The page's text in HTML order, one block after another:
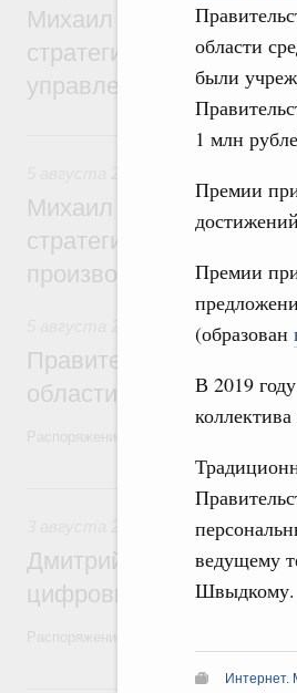
области
были
1 млн
Премии
Премии
(образован
В 2019
ведущему
Швыдкому.
Михаил Мишустин дал
стратегической
управления научно-
Михаил Мишустин дал
стратегической
производительности
Национальный
Правительство
области в рамках
3
Регулирование
Дмитрий Григоренко
цифровых платформ